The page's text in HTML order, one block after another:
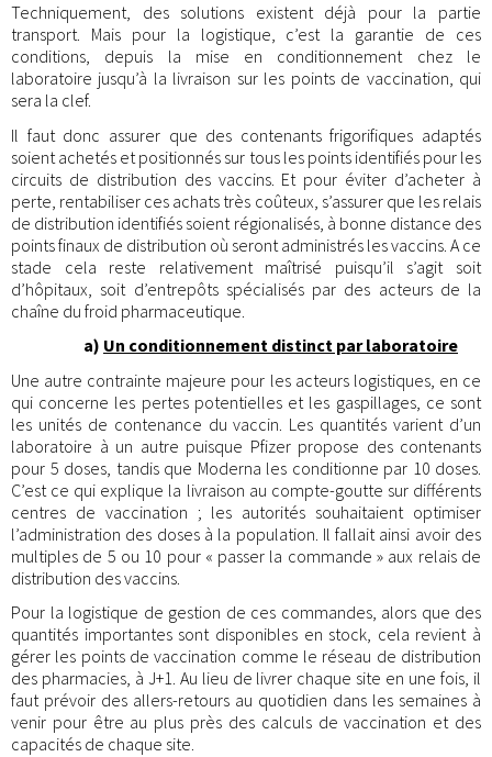
Techniquement, des solutions existent déjà pour la partie
transport. Mais pour la logistique, c’est la garantie de ces
conditions, depuis la mise en conditionnement chez le
laboratoire jusqu’à la livraison sur les points de vaccination, qui
sera la clef.
Il faut donc assurer que des contenants frigorifiques adaptés
soient achetés et positionnés sur tous les points identifiés pour les
circuits de distribution des vaccins. Et pour éviter d’acheter à
perte, rentabiliser ces achats très coûteux, s’assurer que les relais
de distribution identifiés soient régionalisés, à bonne distance des
points finaux de distribution où seront administrés les vaccins. A ce
stade cela reste relativement maîtrisé puisqu’il s’agit soit
d’hôpitaux, soit d’entrepôts spécialisés par des acteurs de la
chaîne du froid pharmaceutique.
a) Un conditionnement distinct par laboratoire
Une autre contrainte majeure pour les acteurs logistiques, en ce
qui concerne les pertes potentielles et les gaspillages, ce sont
les unités de contenance du vaccin. Les quantités varient d’un
laboratoire à un autre puisque Pfizer propose des contenants
pour 5 doses, tandis que Moderna les conditionne par 10 doses.
C’est ce qui explique la livraison au compte-goutte sur différents
centres de vaccination ; les autorités souhaitaient optimiser
l’administration des doses à la population. Il fallait ainsi avoir des
multiples de 5 ou 10 pour « passer la commande » aux relais de
distribution des vaccins.
Pour la logistique de gestion de ces commandes, alors que des
quantités importantes sont disponibles en stock, cela revient à
gérer les points de vaccination comme le réseau de distribution
des pharmacies, à J+1. Au lieu de livrer chaque site en une fois, il
faut prévoir des allers-retours au quotidien dans les semaines à
venir pour être au plus près des calculs de vaccination et des
capacités de chaque site.